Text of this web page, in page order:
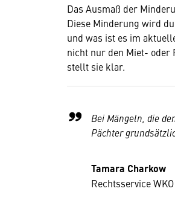
Das Ausmaß der
Diese Minderung wird
und was ist es im
nicht nur den Miet- oder
stellt sie klar.
Bei Mängeln, die
Pächter
Tamara Charkow
Rechtsservice